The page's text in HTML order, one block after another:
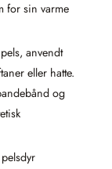
for sin varme
anvendt
eller hatte.
og